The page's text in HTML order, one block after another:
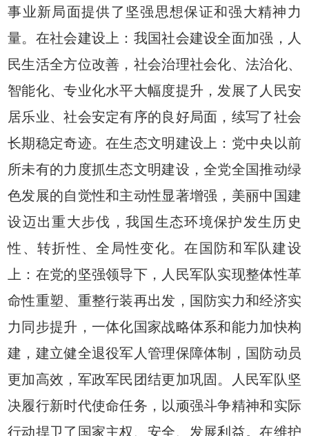
事业新局面提供了坚强思想保证和强大精神力
量。在社会建设上：我国社会建设全面加强，人
民生活全方位改善，社会治理社会化、法治化、
智能化、专业化水平大幅度提升，发展了人民安
居乐业、社会安定有序的良好局面，续写了社会
长期稳定奇迹。在生态文明建设上：党中央以前
所未有的力度抓生态文明建设，全党全国推动绿
色发展的自觉性和主动性显著增强，美丽中国建
设迈出重大步伐，我国生态环境保护发生历史
性、转折性、全局性变化。在国防和军队建设
上：在党的坚强领导下，人民军队实现整体性革
命性重塑、重整行装再出发，国防实力和经济实
力同步提升，一体化国家战略体系和能力加快构
建，建立健全退役军人管理保障体制，国防动员
更加高效，军政军民团结更加巩固。人民军队坚
决履行新时代使命任务，以顽强斗争精神和实际
行动捍卫了国家主权、安全、发展利益。在维护